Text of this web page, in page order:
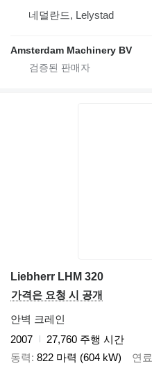
네덜란드, Lelystad
Amsterdam Machinery BV
Liebherr LHM 320
가격은 요청 시 공개
안벽 크레인
2007
27,760 주행 시간
동력 822 마력 (604 kW) 연료